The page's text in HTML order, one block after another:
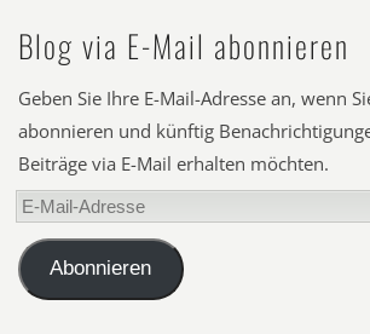
Blog via E-Mail abonnieren
Geben Sie Ihre E-Mail-Adresse an, wenn
abonnieren und künftig
Beiträge via E-Mail erhalten möchten.
E-
Mail-
AdresseAbonnieren